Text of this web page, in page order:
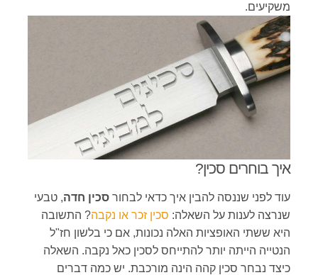
משקיעים.
איך בוחרים סכין?
עוד לפני שננסה להבין איך כדאי לבחור סכין חדה, טבעי
שנרצה לענות על השאלה: סכין זכר או נקבה? התשובה
היא ששתי האופציות האלה נכונות, אם כי בלשון חז"ל
הנטייה הייתה יותר להתייחס לסכין כאל נקבה. השאלה
כיצד נבחר סכין קהה הינה מורכבת. יש כמה דברים